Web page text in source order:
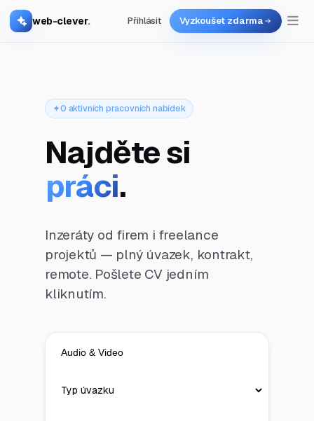
web-clever. Přihlásit Vyzkoušet zdarma
0 aktivních pracovních nabídek
Najděte si
práci.
Inzeráty od firem i freelance
projektů — plný úvazek, kontrakt,
remote. Pošlete CV jedním
kliknutím.